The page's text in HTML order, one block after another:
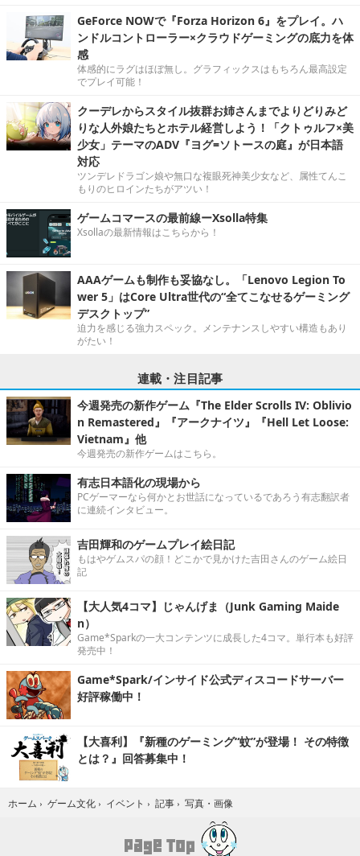
GeForce NOWで『Forza Horizon 6』をプレイ。ハ
ンドルコントローラー×クラウドゲーミングの底力を体
感
体感的にラグはほぼ無し。グラフィックスはもちろん最高設定
でプレイ可能！
クーデレからスタイル抜群お姉さんまでよりどりみど
りな人外娘たちとホテル経営しよう！「クトゥルフ×美
少女」テーマのADV『ヨグ=ソトースの庭』が日本語
対応
ツンデレドラゴン娘や無口な複眼死神美少女など、属性てんこ
もりのヒロインたちがアツい！
ゲームコマースの最前線ーXsolla特集
Xsollaの最新情報はこちらから！
AAAゲームも制作も妥協なし。「Lenovo Legion To
wer 5」はCore Ultra世代の“全てこなせるゲーミング
デスクトップ”
迫力を感じる強力スペック。メンテナンスしやすい構造もあり
がたい！
連載・注目記事
今週発売の新作ゲーム『The Elder Scrolls IV: Oblivio
n Remastered』『アークナイツ』『Hell Let Loose:
Vietnam』他
今週発売の新作ゲームはこちら。
有志日本語化の現場から
PCゲーマーなら何かとお世話になっているであろう有志翻訳者
に連続インタビュー。
吉田輝和のゲームプレイ絵日記
もはやゲムスパの顔！どこかで見かけた吉田さんのゲーム絵日
記
【大人気4コマ】じゃんげま（Junk Gaming Maide
n）
Game*Sparkの一大コンテンツに成長した4コマ。単行本も好評
発売中！
Game*Spark/インサイド公式ディスコードサーバー
好評稼働中！
【大喜利】『新種のゲーミング“蚊”が登場！ その特徴
とは？』回答募集中！
ホーム › ゲーム文化 › イベント › 記事 › 写真・画像